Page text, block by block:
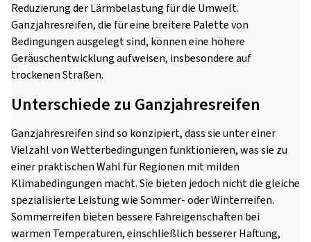
Reduzierung der Lärmbelastung für die Umwelt.
Ganzjahresreifen, die für eine breitere Palette von
Bedingungen ausgelegt sind, können eine höhere
Geräuschentwicklung aufweisen, insbesondere auf
trockenen Straßen.
Unterschiede zu Ganzjahresreifen
Ganzjahresreifen sind so konzipiert, dass sie unter einer
Vielzahl von Wetterbedingungen funktionieren, was sie zu
einer praktischen Wahl für Regionen mit milden
Klimabedingungen macht. Sie bieten jedoch nicht die gleiche
spezialisierte Leistung wie Sommer- oder Winterreifen.
Sommerreifen bieten bessere Fahreigenschaften bei
warmen Temperaturen, einschließlich besserer Haftung,